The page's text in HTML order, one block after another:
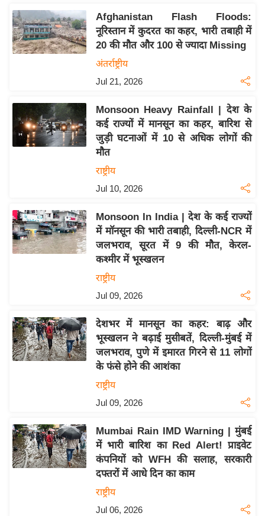
ज
ग
त
वि
ज्ञ
रा
य
ल
क्रि
के
L
2
0
2
म
ई
-
Afghanistan Flash Floods:
नूरिस्तान में कुदरत का कहर, भारी तबाही में
20 की मौत और 100 से ज्यादा Missing
अंतर्राष्ट्रीय
Jul 21, 2026
Monsoon Heavy Rainfall | देश के
कई राज्यों में मानसून का कहर, बारिश से
जुड़ी घटनाओं में 10 से अधिक लोगों की
मौत
राष्ट्रीय
Jul 10, 2026
Monsoon In India | देश के कई राज्यों
में मॉनसून की भारी तबाही, दिल्ली-NCR में
जलभराव, सूरत में 9 की मौत, केरल-
कश्मीर में भूस्खलन
राष्ट्रीय
Jul 09, 2026
देशभर में मानसून का कहर: बाढ़ और
भूस्खलन ने बढ़ाई मुसीबतें, दिल्ली-मुंबई में
जलभराव, पुणे में इमारत गिरने से 11 लोगों
के फंसे होने की आशंका
राष्ट्रीय
Jul 09, 2026
Mumbai Rain IMD Warning | मुंबई
में भारी बारिश का Red Alert! प्राइवेट
कंपनियों को WFH की सलाह, सरकारी
दफ्तरों में आधे दिन का काम
राष्ट्रीय
Jul 06, 2026